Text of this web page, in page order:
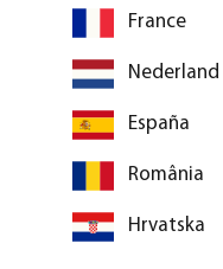
France
Nederland
España
România
Hrvatska